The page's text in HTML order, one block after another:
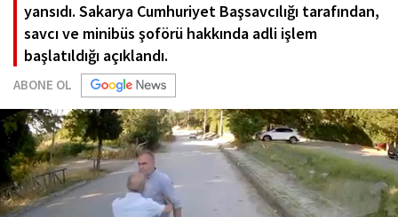
yansıdı. Sakarya Cumhuriyet Başsavcılığı tarafından,
savcı ve minibüs şoförü hakkında adli işlem
başlatıldığı açıklandı.
ABONE OL